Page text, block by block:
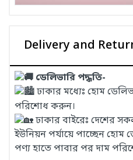
Delivery and
ডেলিভারি পদ্ধতি-
ঢাকার মধ্যেঃ হোম
পরিশোধ করুন।
ঢাকার বাইরেঃ দেশের
ইউনিয়ন পর্যায়ে পাচ্ছেন হোম
পণ্য হাতে পাবার পর দাম